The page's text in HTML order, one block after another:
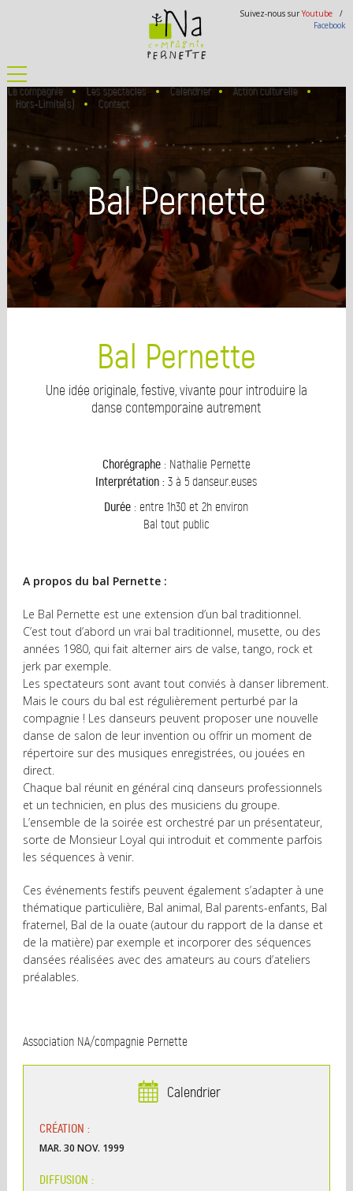
La compagnie Les spectacles Calendrier
Action culturelle
Hors-Limite(s)
Contact
Suivez-nous surYoutube /
Facebook
Bal Pernette
Bal Pernette
Une idée originale, festive, vivante pour introduire la
danse contemporaine autrement
Chorégraphe: Nathalie Pernette
Interprétation : 3 à 5 danseur.euses
Durée : entre 1h30 et 2h environ
Bal tout public
A propos du bal Pernette :
Le Bal Pernette est une extension d’un bal traditionnel.
C’est tout d’abord un vrai bal traditionnel, musette, ou des
années 1980, qui fait alterner airs de valse, tango, rock et
jerk par exemple.
Les spectateurs sont avant tout conviés à danser librement.
Mais le cours du bal est régulièrement perturbé par la
compagnie ! Les danseurs peuvent proposer une nouvelle
danse de salon de leur invention ou offrir un moment de
répertoire sur des musiques enregistrées, ou jouées en
direct.
Chaque bal réunit en général cinq danseurs professionnels
et un technicien, en plus des musiciens du groupe.
L’ensemble de la soirée est orchestré par un présentateur,
sorte de Monsieur Loyal qui introduit et commente parfois
les séquences à venir.
Ces événements festifs peuvent également s’adapter à une
thématique particulière, Bal animal, Bal parents-enfants, Bal
fraternel, Bal de la ouate (autour du rapport de la danse et
de la matière) par exemple et incorporer des séquences
dansées réalisées avec des amateurs au cours d’ateliers
préalables.
Association NA/compagnie Pernette
Calendrier
CRÉATION :
MAR. 30 NOV. 1999
DIFFUSION :